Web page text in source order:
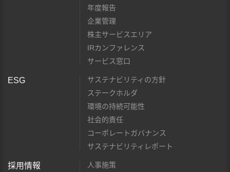
年度報告
企業管理
株主サービスエリア
IRカンファレンス
サービス窓口
ESG
サステナビリティの方針
ステークホルダ
環境の持続可能性
社会的責任
コーポレートガバナンス
サステナビリティレポート
採用情報
人事施策